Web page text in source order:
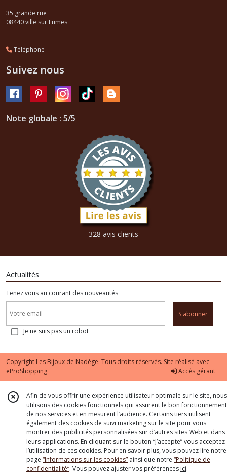
35 grande rue
08440ville sur Lumes
Téléphone
Suivez nous
Note globale : 5/5
328 avis clients
Actualités
Tenez vous au courant des nouveautés
S'abonner
Je ne suis pas un robot
Copyright Les Bijoux de Nadège. Tous droits réservés. Site réalisé avec
eProShopping
Accès gérant
Afin de vous offrir une expérience utilisateur optimale sur le site, nous
utilisons des cookies fonctionnels qui assurent le bon fonctionnement
de nos services et en mesurent l’audience. Certains tiers utilisent
également des cookies de suivi marketing sur le site pour vous
montrer des publicités personnalisées sur d’autres sites Web et dans
leurs applications. En cliquant sur le bouton “J’accepte” vous acceptez
l’utilisation de ces cookies. Pour en savoir plus, vous pouvez lire notre
page “Informations sur les cookies” ainsi que notre “Politique de
confidentialité“. Vous pouvez ajuster vos préférences ici.